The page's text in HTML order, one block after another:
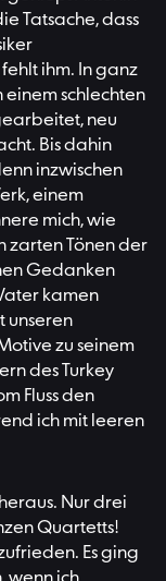
Tatsache, dass
ihm. In ganz
einem schlechten
neu
Bis dahin
inzwischen
einem
mich, wie
zarten Tönen der
Gedanken
kamen
unseren
zu seinem
des Turkey
Fluss den
ich mit leeren
Nur drei
Quartetts!
Es ging